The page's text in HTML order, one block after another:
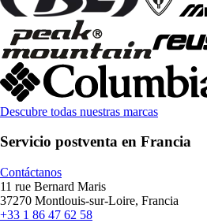
Descubre todas nuestras marcas
Servicio postventa en Francia
Contáctanos
11 rue Bernard Maris
37270 Montlouis-sur-Loire, Francia
+33 1 86 47 62 58